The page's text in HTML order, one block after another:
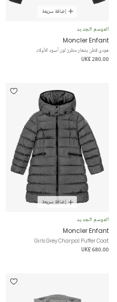
إضافة سريعة
الموسم الجديد
Moncler Enfant
هودي قطن بشعار مطرز لون أسود للأولاد
UK£ 280.00
إضافة سريعة
الموسم الجديد
Moncler Enfant
Girls Grey Charpal Puffer Coat
UK£ 680.00